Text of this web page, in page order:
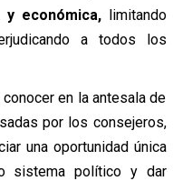
y económica, limitando
a todos los
en la antesala de
por los consejeros,
una oportunidad única
sistema político y dar